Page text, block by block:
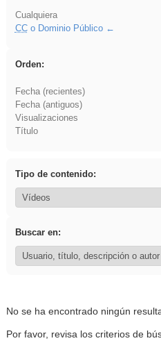
Cualquiera
CCo Dominio Público
Orden:
Fecha (recientes)
Fecha (antiguos)
Visualizaciones
Título
Tipo de contenido:
Buscar en:
No se ha encontrado ningún
Por favor, revisa los criterios de